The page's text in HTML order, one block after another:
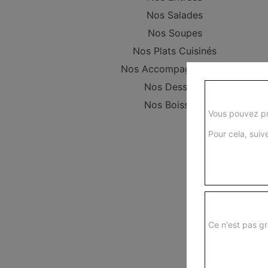
Nos Salades
Nos Soupes
Nos Plats Cuisinés
Nos Accompagnements
Nos Desserts
Nos Boissons
Vous pouvez
Pour cela,
Ce n'est pas